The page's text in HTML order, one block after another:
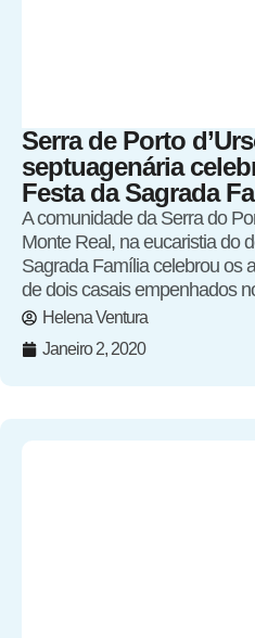
Serra de Porto
septuagenária
Festa da Sagrada
A comunidade da Serra do
Monte Real, na eucaristia do
Sagrada Família celebrou os
de dois casais empenhados
Helena Ventura
Janeiro 2, 2020